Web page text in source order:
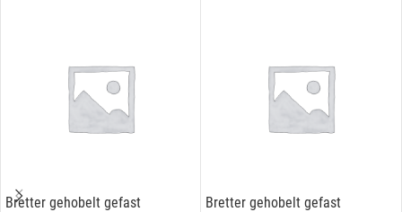
Bretter gehobelt gefast
Bretter gehobelt gefast
Hiermit erkläre ich mich damit einverstanden, dass die Daten
meiner E-Mail-Adresse von der Liechtenstein Holztreff GmbH zum
Zwecke der Zusendung von Newslettern über Neuigkeiten in der
Liechtenstein Holztreff GmbH im Einklang mit der